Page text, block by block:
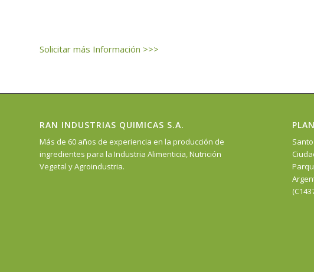
Solicitar más Información >>>
RAN INDUSTRIAS QUIMICAS S.A.
Más de 60 años de experiencia en la producción de
ingredientes para la Industria Alimenticia, Nutrición
Vegetal y Agroindustria.